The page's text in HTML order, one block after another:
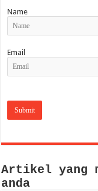
Name
Email
Artikel yang
anda